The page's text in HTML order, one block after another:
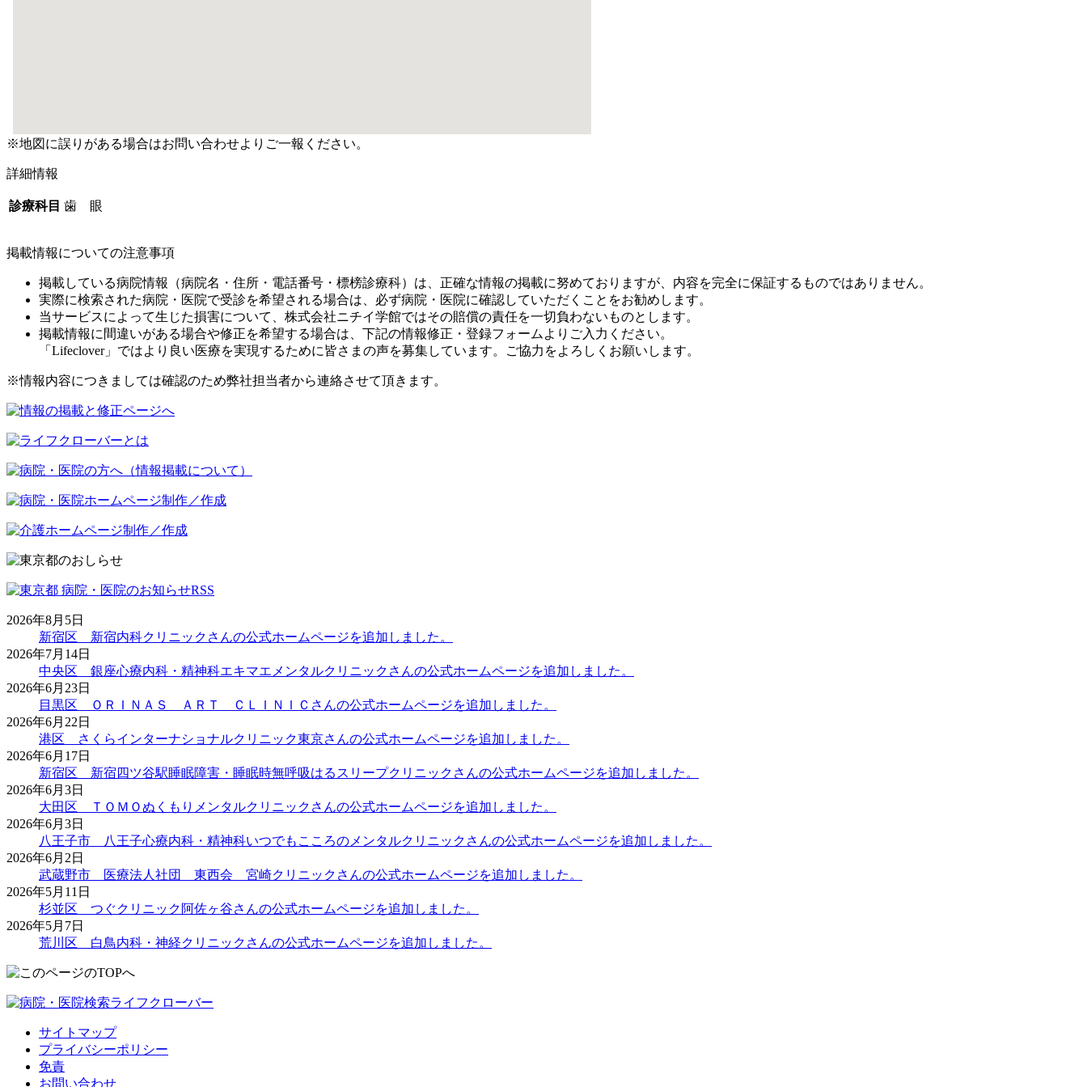
※地図に誤りがある場合はお問い合わせよりご一報ください。
詳細情報
診療科目 歯 眼
掲載情報についての注意事項
掲載している病院情報（病院名・住所・電話番号・標榜診療科）は、正確な情報の掲載に努めておりますが、内容を完全に保証するものではありません。
実際に検索された病院・医院で受診を希望される場合は、必ず病院・医院に確認していただくことをお勧めします。
当サービスによって生じた損害について、株式会社ニチイ学館ではその賠償の責任を一切負わないものとします。
掲載情報に間違いがある場合や修正を希望する場合は、下記の情報修正・登録フォームよりご入力ください。
「Lifeclover」ではより良い医療を実現するために皆さまの声を募集しています。ご協力をよろしくお願いします。
※情報内容につきましては確認のため弊社担当者から連絡させて頂きます。
2026年8月5日
新宿区 新宿内科クリニックさんの公式ホームページを追加しました。
2026年7月14日
中央区 銀座心療内科・精神科エキマエメンタルクリニックさんの公式ホームページを追加しました。
2026年6月23日
目黒区 ＯＲＩＮＡＳ ＡＲＴ ＣＬＩＮＩＣさんの公式ホームページを追加しました。
2026年6月22日
港区 さくらインターナショナルクリニック東京さんの公式ホームページを追加しました。
2026年6月17日
新宿区 新宿四ツ谷駅睡眠障害・睡眠時無呼吸はるスリープクリニックさんの公式ホームページを追加しました。
2026年6月3日
大田区 ＴＯＭＯぬくもりメンタルクリニックさんの公式ホームページを追加しました。
2026年6月3日
八王子市 八王子心療内科・精神科いつでもこころのメンタルクリニックさんの公式ホームページを追加しました。
2026年6月2日
武蔵野市 医療法人社団 東西会 宮崎クリニックさんの公式ホームページを追加しました。
2026年5月11日
杉並区 つぐクリニック阿佐ヶ谷さんの公式ホームページを追加しました。
2026年5月7日
荒川区 白鳥内科・神経クリニックさんの公式ホームページを追加しました。
サイトマップ
プライバシーポリシー
免責
お問い合わせ